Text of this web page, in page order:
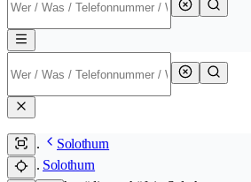
Solothurn
Solothurn